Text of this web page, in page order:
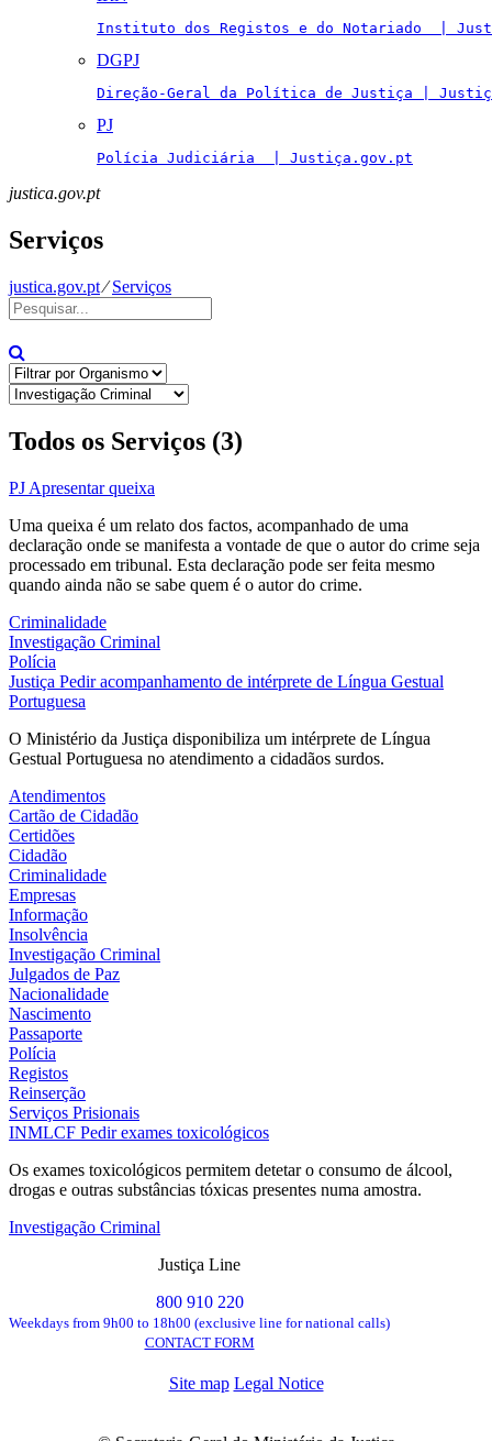
Instituto dos Registos e do Notariado  |
DGPJ
Direção-Geral da Política de Justiça |
PJ
Polícia Judiciária  | Justiça.gov.pt
justica.gov.pt
Serviços
justica.gov.pt⁄Serviços
Todos os Serviços (3)
PJ Apresentar queixa
Uma queixa é um relato dos factos, acompanhado de uma
declaração onde se manifesta a vontade de que o autor do crime seja
processado em tribunal. Esta declaração pode ser feita mesmo
quando ainda não se sabe quem é o autor do crime.
Criminalidade
Investigação Criminal
Polícia
Justiça Pedir acompanhamento de intérprete de Língua Gestual
Portuguesa
O Ministério da Justiça disponibiliza um intérprete de Língua
Gestual Portuguesa no atendimento a cidadãos surdos.
Atendimentos
Cartão de Cidadão
Certidões
Cidadão
Criminalidade
Empresas
Informação
Insolvência
Investigação Criminal
Julgados de Paz
Nacionalidade
Nascimento
Passaporte
Polícia
Registos
Reinserção
Serviços Prisionais
INMLCF Pedir exames toxicológicos
Os exames toxicológicos permitem detetar o consumo de álcool,
drogas e outras substâncias tóxicas presentes numa amostra.
Investigação Criminal
Justiça Line
800 910 220
Weekdays from 9h00 to 18h00 (exclusive line for national calls)
CONTACT FORM
Site map Legal Notice